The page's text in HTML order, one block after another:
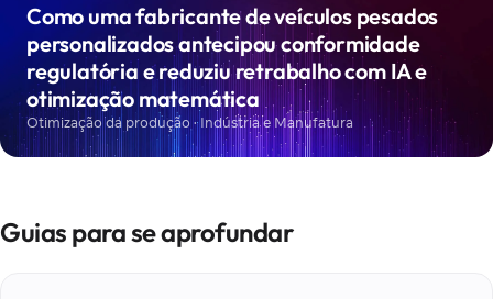
Como uma fabricante de veículos pesados
personalizados antecipou conformidade
regulatória e reduziu retrabalho com IA e
otimização matemática
Otimização da produção · Indústria e Manufatura
Guias para se aprofundar